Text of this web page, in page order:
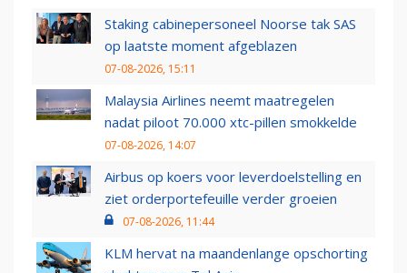
Staking cabinepersoneel Noorse tak SAS
op laatste moment afgeblazen
07-08-2026, 15:11
Malaysia Airlines neemt maatregelen
nadat piloot 70.000 xtc-pillen smokkelde
07-08-2026, 14:07
Airbus op koers voor leverdoelstelling en
ziet orderportefeuille verder groeien
07-08-2026, 11:44
KLM hervat na maandenlange opschorting